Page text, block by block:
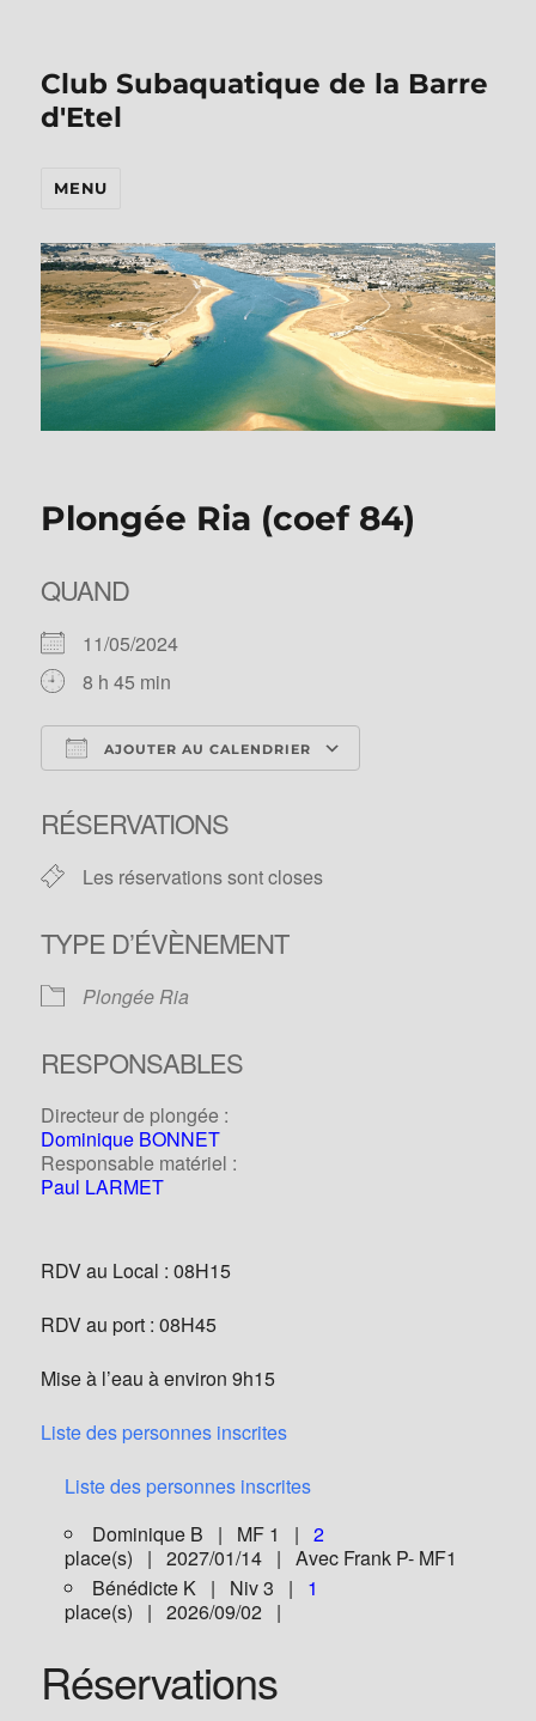
Club Subaquatique de la Barre
d'Etel
MENU
Plongée Ria (coef 84)
QUAND
11/05/2024
8 h 45 min
AJOUTER AU CALENDRIER
RÉSERVATIONS
Les réservations sont closes
TYPE D’ÉVÈNEMENT
Plongée Ria
RESPONSABLES
Directeur de plongée :
Dominique BONNET
Responsable matériel :
Paul LARMET
RDV au Local : 08H15
RDV au port : 08H45
Mise à l’eau à environ 9h15
Liste des personnes inscrites
Liste des personnes inscrites
Dominique B | MF 1 |2
place(s) | 2027/01/14 | Avec Frank P- MF1
Bénédicte K | Niv 3 | 1
place(s) | 2026/09/02 |
Réservations